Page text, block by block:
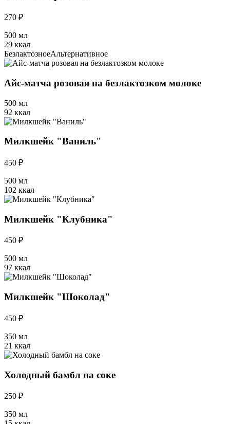
270 ₽
500 мл
29 ккал
БезлактозноеАльтернативное
Айс-матча розовая на безлактозком молоке
500 мл
92 ккал
Милкшейк "Ваниль"
450 ₽
500 мл
102 ккал
Милкшейк "Клубника"
450 ₽
500 мл
97 ккал
Милкшейк "Шоколад"
450 ₽
350 мл
21 ккал
Холодный бамбл на соке
250 ₽
350 мл